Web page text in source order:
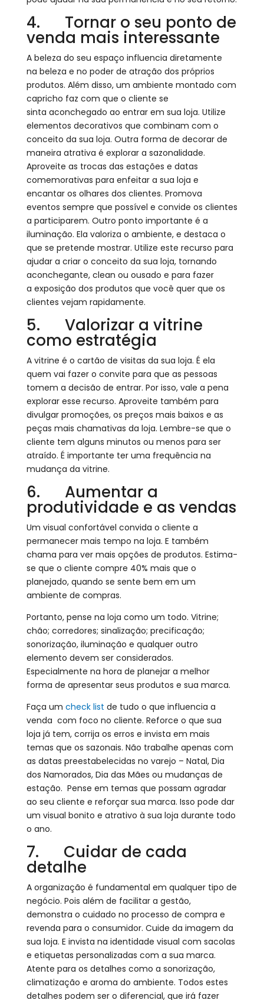
4. Tornar o seu ponto de
venda mais interessante
A beleza do seu espaço influencia diretamente
na beleza e no poder de atração dos próprios
produtos. Além disso, um ambiente montado com
capricho faz com que o cliente se
sinta aconchegado ao entrar em sua loja. Utilize
elementos decorativos que combinam com o
conceito da sua loja. Outra forma de decorar de
maneira atrativa é explorar a sazonalidade.
Aproveite as trocas das estações e datas
comemorativas para enfeitar a sua loja e
encantar os olhares dos clientes. Promova
eventos sempre que possível e convide os clientes
a participarem. Outro ponto importante é a
iluminação. Ela valoriza o ambiente, e destaca o
que se pretende mostrar. Utilize este recurso para
ajudar a criar o conceito da sua loja, tornando
aconchegante, clean ou ousado e para fazer
a exposição dos produtos que você quer que os
clientes vejam rapidamente.
5. Valorizar a vitrine
como estratégia
A vitrine é o cartão de visitas da sua loja. É ela
quem vai fazer o convite para que as pessoas
tomem a decisão de entrar. Por isso, vale a pena
explorar esse recurso. Aproveite também para
divulgar promoções, os preços mais baixos e as
peças mais chamativas da loja. Lembre-se que o
cliente tem alguns minutos ou menos para ser
atraído. É importante ter uma frequência na
mudança da vitrine.
6. Aumentar a
produtividade e as vendas
Um visual confortável convida o cliente a
permanecer mais tempo na loja. E também
chama para ver mais opções de produtos. Estima-
se que o cliente compre 40% mais que o
planejado, quando se sente bem em um
ambiente de compras.
Portanto, pense na loja como um todo. Vitrine;
chão; corredores; sinalização; precificação;
sonorização, iluminação e qualquer outro
elemento devem ser considerados.
Especialmente na hora de planejar a melhor
forma de apresentar seus produtos e sua marca.
Faça um check list de tudo o que influencia a
venda com foco no cliente. Reforce o que sua
loja já tem, corrija os erros e invista em mais
temas que os sazonais. Não trabalhe apenas com
as datas preestabelecidas no varejo – Natal, Dia
dos Namorados, Dia das Mães ou mudanças de
estação. Pense em temas que possam agradar
ao seu cliente e reforçar sua marca. Isso pode dar
um visual bonito e atrativo à sua loja durante todo
o ano.
7. Cuidar de cada
detalhe
A organização é fundamental em qualquer tipo de
negócio. Pois além de facilitar a gestão,
demonstra o cuidado no processo de compra e
revenda para o consumidor. Cuide da imagem da
sua loja. E invista na identidade visual com sacolas
e etiquetas personalizadas com a sua marca.
Atente para os detalhes como a sonorização,
climatização e aroma do ambiente. Todos estes
detalhes podem ser o diferencial, que irá fazer